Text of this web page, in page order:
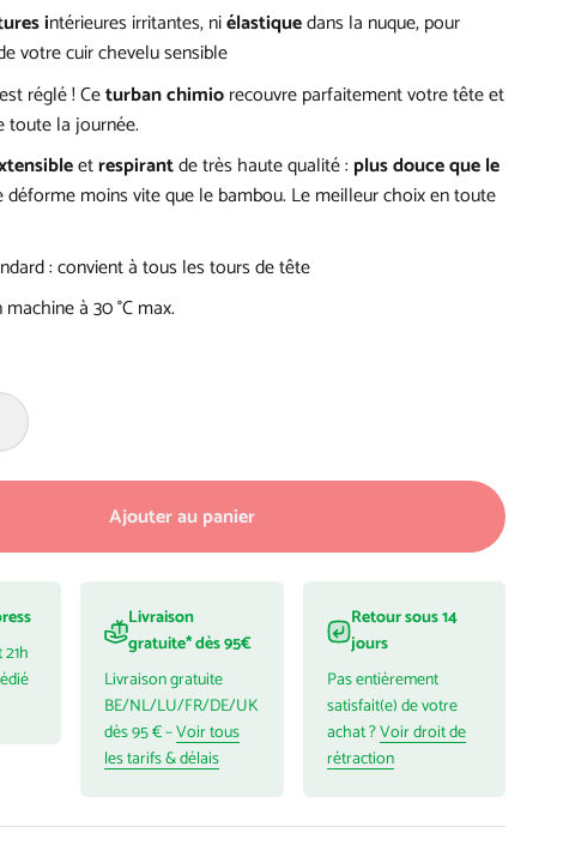
intérieures irritantes, niélastiquedans la nuque, pour
votre cuir chevelu sensible
réglé ! Ceturban chimiorecouvre parfaitement votre tête et
toute la journée.
etrespirantde très haute qualité : plus douce que le
déforme moins vite que le bambou. Le meilleur choix en toute
: convient à tous les tours de tête
à 30 °C max.
Ajouter au panier
Livraison
gratuite* dès 95€
Livraison gratuite
BE/NL/LU/FR/DE/UK
dès 95 € –Voir tous
les tarifs & délais
Retour sous 14
jours
Pas entièrement
satisfait(e) de votre
achat ?Voir droit de
rétraction